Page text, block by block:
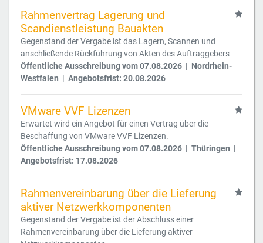
Rahmenvertrag Lagerung und
Scandienstleistung Bauakten
Gegenstand der Vergabe ist das Lagern, Scannen und
anschließende Rückführung von Akten des Auftraggebers
Öffentliche Ausschreibung vom 07.08.2026 | Nordrhein-
Westfalen | Angebotsfrist: 20.08.2026
VMware VVF Lizenzen
Erwartet wird ein Angebot für einen Vertrag über die
Beschaffung von VMware VVF Lizenzen.
Öffentliche Ausschreibung vom 07.08.2026 | Thüringen |
Angebotsfrist: 17.08.2026
Rahmenvereinbarung über die Lieferung
aktiver Netzwerkkomponenten
Gegenstand der Vergabe ist der Abschluss einer
Rahmenvereinbarung über die Lieferung aktiver